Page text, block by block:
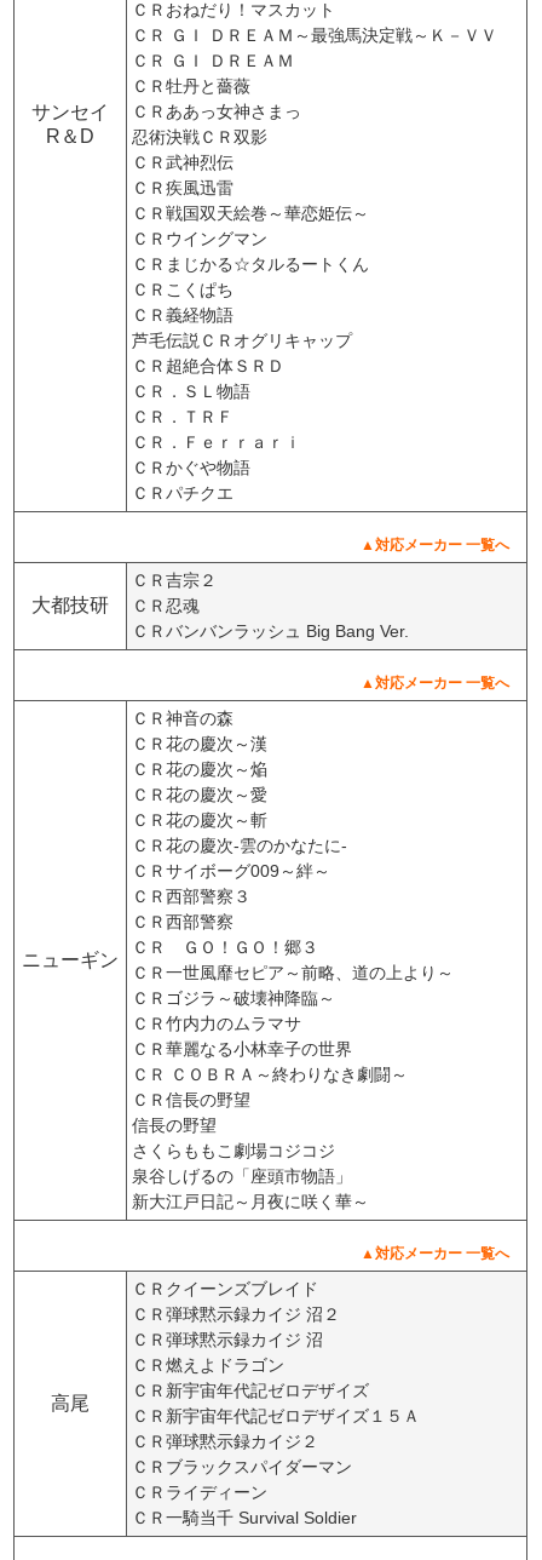
サンセイ
R＆D
ＣＲおねだり！マスカット
ＣＲ ＧＩ ＤＲＥＡＭ～最強馬決定戦～Ｋ－ＶＶ
ＣＲ ＧＩ ＤＲＥＡＭ
ＣＲ牡丹と薔薇
ＣＲああっ女神さまっ
忍術決戦ＣＲ双影
ＣＲ武神烈伝
ＣＲ疾風迅雷
ＣＲ戦国双天絵巻～華恋姫伝～
ＣＲウイングマン
ＣＲまじかる☆タルるートくん
ＣＲこくぱち
ＣＲ義経物語
芦毛伝説ＣＲオグリキャップ
ＣＲ超絶合体ＳＲＤ
ＣＲ．ＳＬ物語
ＣＲ．ＴＲＦ
ＣＲ．Ｆｅｒｒａｒｉ
ＣＲかぐや物語
ＣＲパチクエ
▲対応メーカー 一覧へ
大都技研
ＣＲ吉宗２
ＣＲ忍魂
ＣＲバンバンラッシュ Big Bang Ver.
▲対応メーカー 一覧へ
ニューギン
ＣＲ神音の森
ＣＲ花の慶次～漢
ＣＲ花の慶次～焔
ＣＲ花の慶次～愛
ＣＲ花の慶次～斬
ＣＲ花の慶次-雲のかなたに-
ＣＲサイボーグ009～絆～
ＣＲ西部警察３
ＣＲ西部警察
ＣＲ ＧＯ！ＧＯ！郷３
ＣＲ一世風靡セピア～前略、道の上より～
ＣＲゴジラ～破壊神降臨～
ＣＲ竹内力のムラマサ
ＣＲ華麗なる小林幸子の世界
ＣＲ ＣＯＢＲＡ～終わりなき劇闘～
ＣＲ信長の野望
信長の野望
さくらももこ劇場コジコジ
泉谷しげるの「座頭市物語」
新大江戸日記～月夜に咲く華～
▲対応メーカー 一覧へ
高尾
ＣＲクイーンズブレイド
ＣＲ弾球黙示録カイジ 沼２
ＣＲ弾球黙示録カイジ 沼
ＣＲ燃えよドラゴン
ＣＲ新宇宙年代記ゼロデザイズ
ＣＲ新宇宙年代記ゼロデザイズ１５Ａ
ＣＲ弾球黙示録カイジ２
ＣＲブラックスパイダーマン
ＣＲライディーン
ＣＲ一騎当千 Survival Soldier